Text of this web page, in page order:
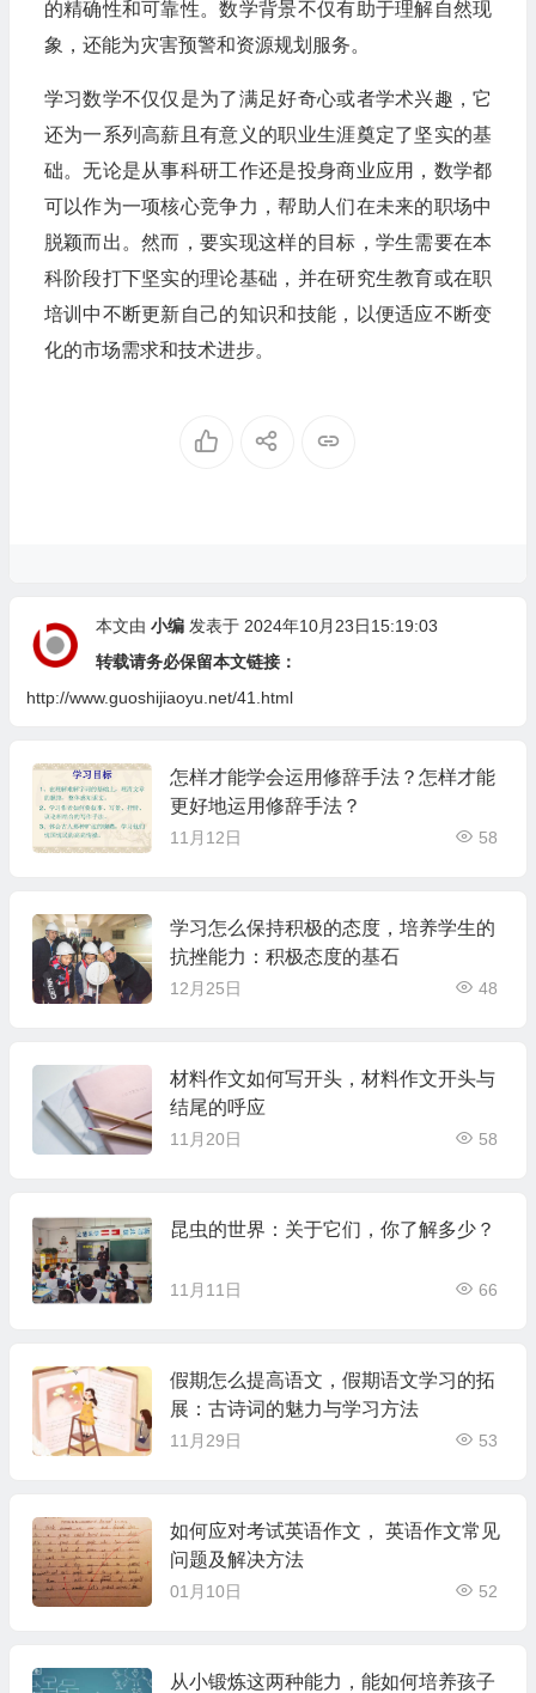
的精确性和可靠性。数学背景不仅有助于理解自然现
象，还能为灾害预警和资源规划服务。
学习数学不仅仅是为了满足好奇心或者学术兴趣，它
还为一系列高薪且有意义的职业生涯奠定了坚实的基
础。无论是从事科研工作还是投身商业应用，数学都
可以作为一项核心竞争力，帮助人们在未来的职场中
脱颖而出。然而，要实现这样的目标，学生需要在本
科阶段打下坚实的理论基础，并在研究生教育或在职
培训中不断更新自己的知识和技能，以便适应不断变
化的市场需求和技术进步。
本文由 小编发表于 2024年10月23日15:19:03
转载请务必保留本文链接：
http://www.guoshijiaoyu.net/41.html
怎样才能学会运用修辞手法？怎样才能
更好地运用修辞手法？
11月12日 58
学习怎么保持积极的态度，培养学生的
抗挫能力：积极态度的基石
12月25日 48
材料作文如何写开头，材料作文开头与
结尾的呼应
11月20日 58
昆虫的世界：关于它们，你了解多少？
11月11日 66
假期怎么提高语文，假期语文学习的拓
展：古诗词的魅力与学习方法
11月29日 53
如何应对考试英语作文， 英语作文常见
问题及解决方法
01月10日 52
从小锻炼这两种能力，能如何培养孩子